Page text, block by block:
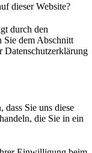
dieser Website?
durch den
Sie dem Abschnitt
Datenschutzerklärung
dass Sie uns diese
die Sie in ein